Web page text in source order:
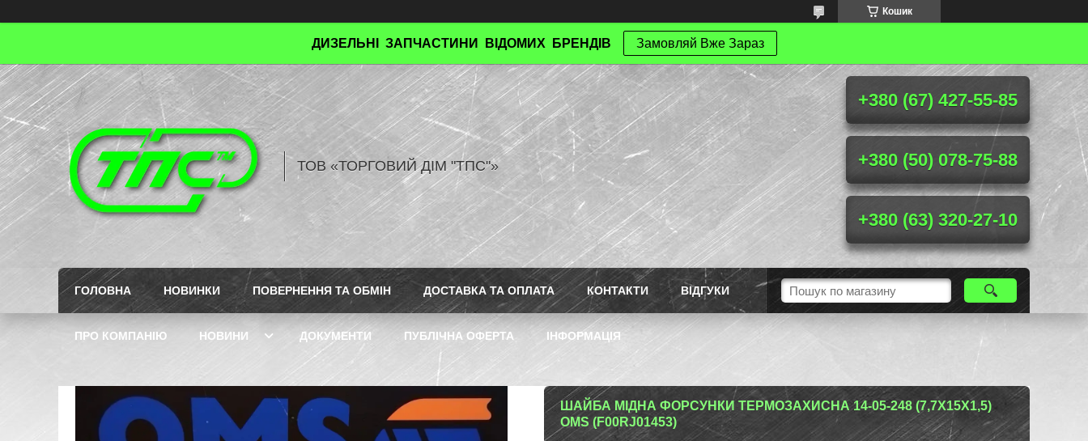
Кошик
ДИЗЕЛЬНІ ЗАПЧАСТИНИ ВІДОМИХ БРЕНДІВ Замовляй Вже Зараз
ТОВ «ТОРГОВИЙ ДІМ "ТПС"»
+380 (67) 427-55-85
+380 (50) 078-75-88
+380 (63) 320-27-10
ГОЛОВНА НОВИНКИ ПОВЕРНЕННЯ ТА ОБМІН ДОСТАВКА ТА ОПЛАТА КОНТАКТИ ВІДГУКИ
ПРО КОМПАНІЮ НОВИНИ ДОКУМЕНТИ ПУБЛІЧНА ОФЕРТА ІНФОРМАЦІЯ
ШАЙБА МІДНА ФОРСУНКИ ТЕРМОЗАХИСНА 14-05-248 (7,7X15X1,5)
OMS (F00RJ01453)